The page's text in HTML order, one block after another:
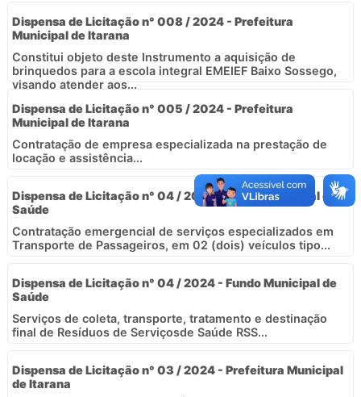
Dispensa de Licitação n° 008 / 2024 - Prefeitura
Municipal de Itarana
Constitui objeto deste Instrumento a aquisição de
brinquedos para a escola integral EMEIEF Baixo Sossego,
visando atender aos...
Dispensa de Licitação n° 005 / 2024 - Prefeitura
Municipal de Itarana
Contratação de empresa especializada na prestação de
locação e assistência...
Dispensa de Licitação n° 04 / 2024 - Fundo Municipal de
Saúde
Contratação emergencial de serviços especializados em
Transporte de Passageiros, em 02 (dois) veículos tipo...
Dispensa de Licitação n° 04 / 2024 - Fundo Municipal de
Saúde
Serviços de coleta, transporte, tratamento e destinação
final de Resíduos de Serviçosde Saúde RSS...
Dispensa de Licitação n° 03 / 2024 - Prefeitura Municipal
de Itarana